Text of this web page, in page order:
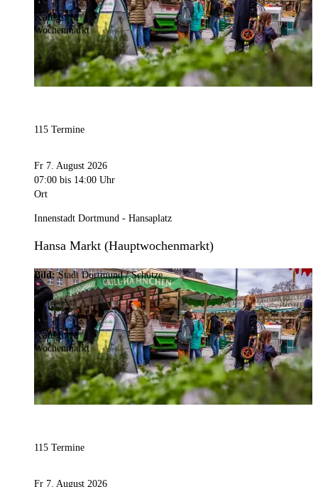
Kategorie
Wochenmarkt
115 Termine
Fr 7. August 2026
07:00 bis 14:00 Uhr
Ort
Innenstadt Dortmund - Hansaplatz
Hansa Markt (Hauptwochenmarkt)
Bild:Stadt Dortmund / Schütze
Kategorie
Wochenmarkt
115 Termine
Fr 7. August 2026